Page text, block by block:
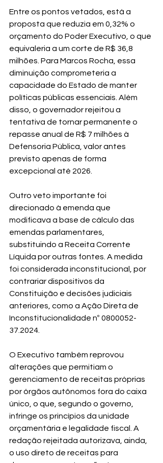
Entre os pontos vetados, está a
proposta que reduzia em 0,32% o
orçamento do Poder Executivo, o que
equivaleria a um corte de R$ 36,8
milhões. Para Marcos Rocha, essa
diminuição comprometeria a
capacidade do Estado de manter
políticas públicas essenciais. Além
disso, o governador rejeitou a
tentativa de tornar permanente o
repasse anual de R$ 7 milhões à
Defensoria Pública, valor antes
previsto apenas de forma
excepcional até 2026.
Outro veto importante foi
direcionado à emenda que
modificava a base de cálculo das
emendas parlamentares,
substituindo a Receita Corrente
Líquida por outras fontes. A medida
foi considerada inconstitucional, por
contrariar dispositivos da
Constituição e decisões judiciais
anteriores, como a Ação Direta de
Inconstitucionalidade nº 0800052-
37.2024.
O Executivo também reprovou
alterações que permitiam o
gerenciamento de receitas próprias
por órgãos autônomos fora do caixa
único, o que, segundo o governo,
infringe os princípios da unidade
orçamentária e legalidade fiscal. A
redação rejeitada autorizava, ainda,
o uso direto de receitas para